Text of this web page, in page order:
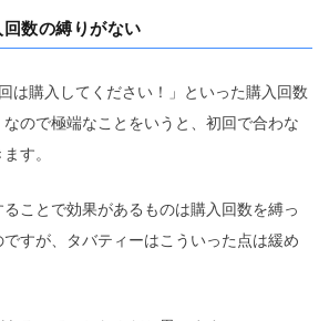
数の縛りがない
は購入してください！」といった購入回数
ので極端なことをいうと、初回で合わな
す。
ことで効果があるものは購入回数を縛っ
すが、タバティーはこういった点は緩め